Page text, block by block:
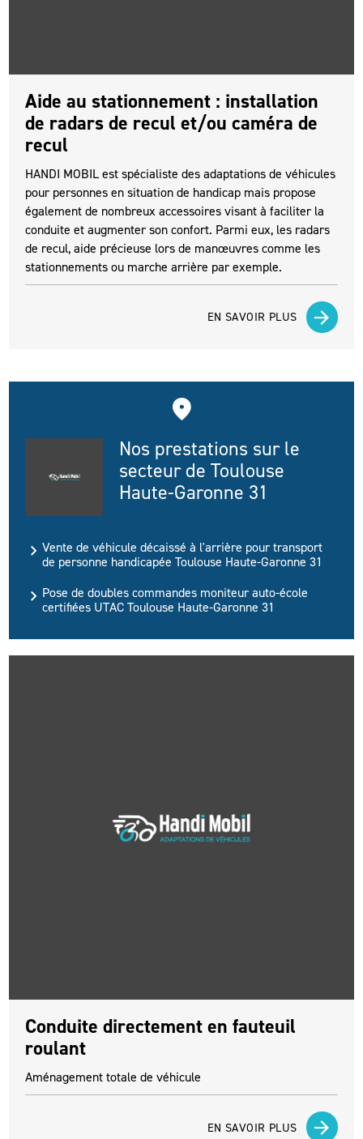
Aide au stationnement : installation
de radars de recul et/ou caméra de
recul
HANDI MOBIL est spécialiste des adaptations de véhicules
pour personnes en situation de handicap mais propose
également de nombreux accessoires visant à faciliter la
conduite et augmenter son confort. Parmi eux, les radars
de recul, aide précieuse lors de manœuvres comme les
stationnements ou marche arrière par exemple.
EN SAVOIR PLUS
Nos prestations sur le
secteur de Toulouse
Haute-Garonne 31
Vente de véhicule décaissé à l'arrière pour transport
de personne handicapée Toulouse Haute-Garonne 31
Pose de doubles commandes moniteur auto-école
certifiées UTAC Toulouse Haute-Garonne 31
Conduite directement en fauteuil
roulant
Aménagement totale de véhicule
EN SAVOIR PLUS